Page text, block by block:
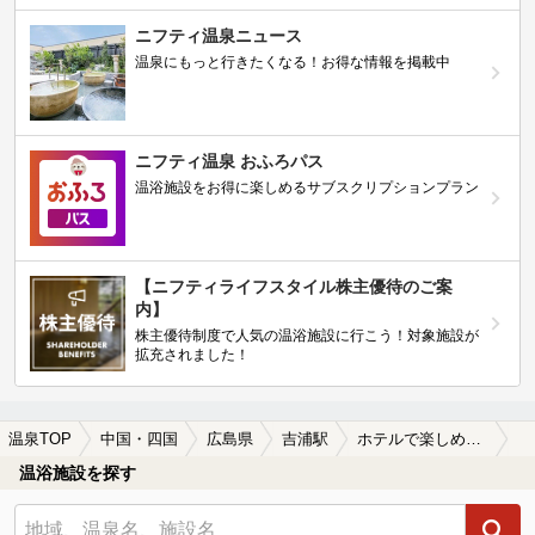
ニフティ温泉ニュース
温泉にもっと行きたくなる！お得な情報を掲載中
ニフティ温泉 おふろパス
温浴施設をお得に楽しめるサブスクリプションプラン
【ニフティライフスタイル株主優待のご案
内】
株主優待制度で人気の温浴施設に行こう！対象施設が
拡充されました！
温泉TOP 中国・四国 広島県 吉浦駅 ホテルで楽しめる吉浦駅近くの温泉、日帰り温泉、スーパー銭湯おすすめ
温浴施設を探す